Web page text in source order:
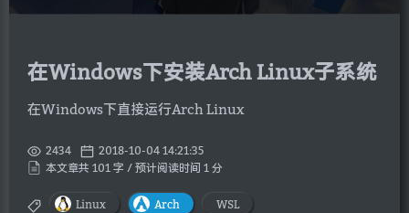
在Windows下安装Arch Linux子系统
在Windows下直接运行Arch Linux
2434
2018-10-04 14:21:35
本文章共 101 字 / 预计阅读时间 1 分
Linux Arch WSL